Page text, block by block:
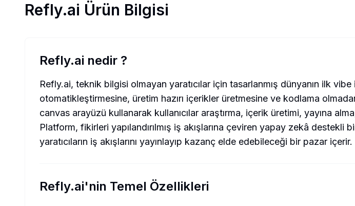
Refly.ai Ürün Bilgisi
Refly.ai nedir ?
Refly.ai, teknik bilgisi olmayan yaratıcılar için tasarlanmış dünyanın ilk
otomatikleştirmesine, üretim hazırı içerikler üretmesine ve kodlama
canvas arayüzü kullanarak kullanıcılar araştırma, içerik üretimi, yayına
Platform, fikirleri yapılandırılmış iş akışlarına çeviren yapay zekâ
yaratıcıların iş akışlarını yayınlayıp kazanç elde edebileceği bir pazar içerir.
Refly.ai'nin Temel Özellikleri